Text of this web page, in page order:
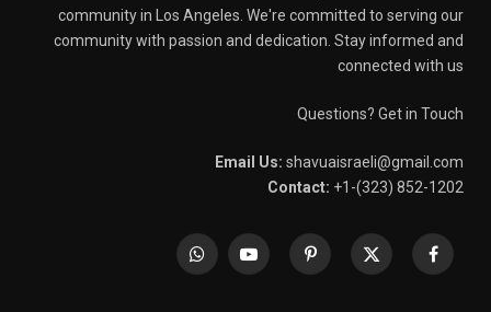
community in Los Angeles. We're committed to serving our
community with passion and dedication. Stay informed and
connected with us
Questions? Get in Touch
Email Us: shavuaisraeli@gmail.com
Contact: +1-(323) 852-1202
Facebook
X
Pinterest
YouTube
WhatsApp